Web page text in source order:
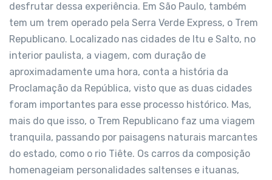
desfrutar dessa experiência. Em São Paulo, também
tem um trem operado pela Serra Verde Express, o Trem
Republicano. Localizado nas cidades de Itu e Salto, no
interior paulista, a viagem, com duração de
aproximadamente uma hora, conta a história da
Proclamação da República, visto que as duas cidades
foram importantes para esse processo histórico. Mas,
mais do que isso, o Trem Republicano faz uma viagem
tranquila, passando por paisagens naturais marcantes
do estado, como o rio Tiête. Os carros da composição
homenageiam personalidades saltenses e ituanas,